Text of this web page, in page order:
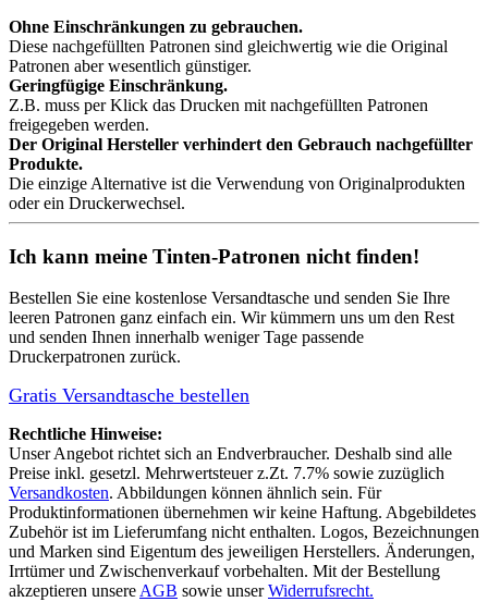
Ohne Einschränkungen zu gebrauchen.
Diese nachgefüllten Patronen sind gleichwertig wie die Original
Patronen aber wesentlich günstiger.
Geringfügige Einschränkung.
Z.B. muss per Klick das Drucken mit nachgefüllten Patronen
freigegeben werden.
Der Original Hersteller verhindert den Gebrauch nachgefüllter
Produkte.
Die einzige Alternative ist die Verwendung von Originalprodukten
oder ein Druckerwechsel.
Ich kann meine Tinten-Patronen nicht finden!
Bestellen Sie eine kostenlose Versandtasche und senden Sie Ihre
leeren Patronen ganz einfach ein. Wir kümmern uns um den Rest
und senden Ihnen innerhalb weniger Tage passende
Druckerpatronen zurück.
Gratis Versandtasche bestellen
Rechtliche Hinweise:
Unser Angebot richtet sich an Endverbraucher. Deshalb sind alle
Preise inkl. gesetzl. Mehrwertsteuer z.Zt. 7.7% sowie zuzüglich
Versandkosten. Abbildungen können ähnlich sein. Für
Produktinformationen übernehmen wir keine Haftung. Abgebildetes
Zubehör ist im Lieferumfang nicht enthalten. Logos, Bezeichnungen
und Marken sind Eigentum des jeweiligen Herstellers. Änderungen,
Irrtümer und Zwischenverkauf vorbehalten. Mit der Bestellung
akzeptieren unsereAGB sowie unserWiderrufsrecht.